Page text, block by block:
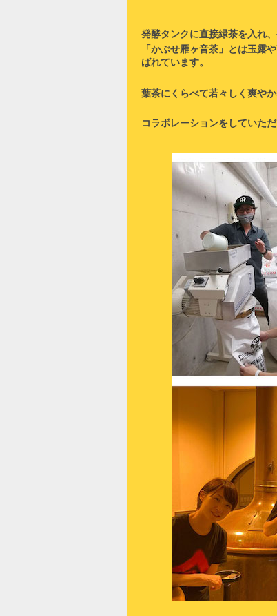
発酵タンクに直接緑茶を入れ
「かぶせ雁ヶ音茶」とは玉露
ばれています。
葉茶にくらべて若々しく爽や
コラボレーションをしていた